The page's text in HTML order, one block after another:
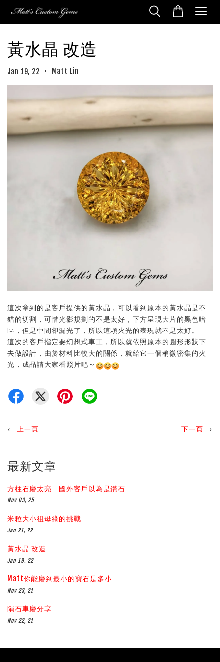
黃水晶 改造
Jan 19, 22 • Matt Lin
這次拿到的是客戶提供的黃水晶，可以看到原本的黃水晶是不
錯的切割，可惜光影規劃的不是太好，下方呈現大片的黑色暗
區，但是中間卻漏光了，所以這顆火光的表現就不是太好。
這次的客戶指定要幻想式車工，所以就依照原本的圓形形狀下
去做設計，由於材料比較大的關係，就給它一個稍微密集的火
光，成品請大家看照片吧～
← 上一頁 下一頁 →
最新文章
方柱石磨太亮，國外客戶以為是鑽石
Nov 03, 25
米粒大小祖母綠的挑戰
Jan 21, 22
黃水晶 改造
Jan 19, 22
Matt你能磨到最小的寶石是多小
Nov 23, 21
隕石車磨分享
Nov 22, 21